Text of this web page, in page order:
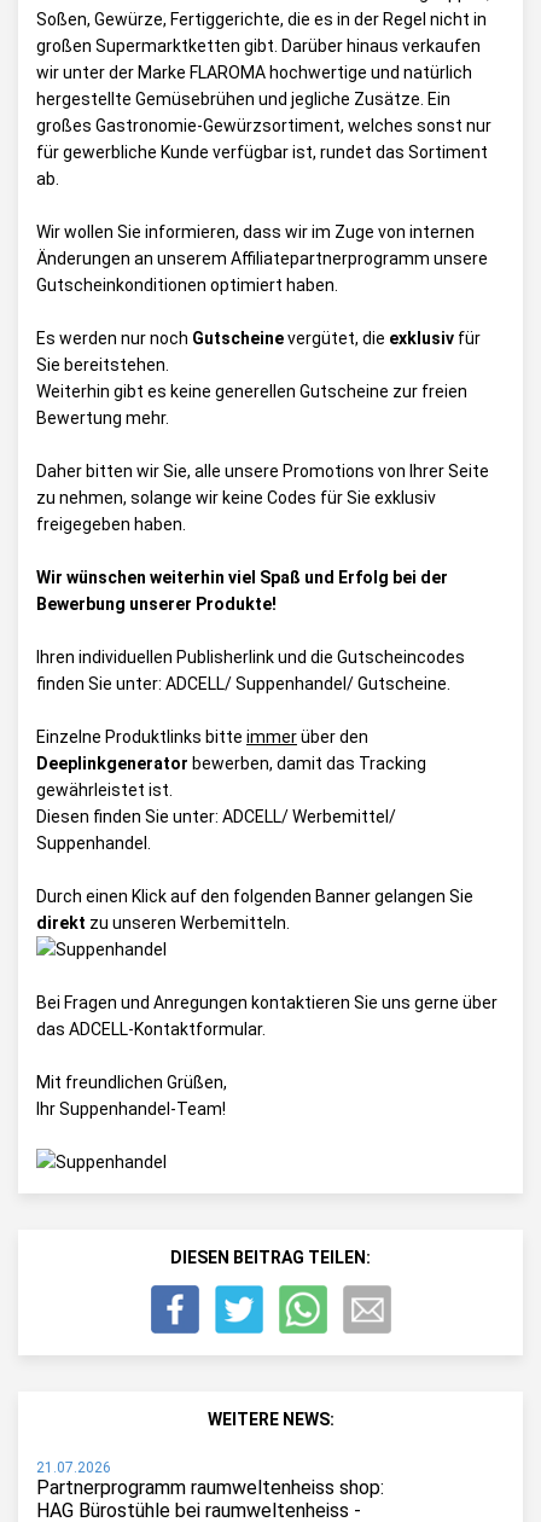
Soßen, Gewürze, Fertiggerichte, die es in der Regel nicht in
großen Supermarktketten gibt. Darüber hinaus verkaufen
wir unter der Marke FLAROMA hochwertige und natürlich
hergestellte Gemüsebrühen und jegliche Zusätze. Ein
großes Gastronomie-Gewürzsortiment, welches sonst nur
für gewerbliche Kunde verfügbar ist, rundet das Sortiment
ab.
Wir wollen Sie informieren, dass wir im Zuge von internen
Änderungen an unserem Affiliatepartnerprogramm unsere
Gutscheinkonditionen optimiert haben.
Es werden nur noch Gutscheinevergütet, die exklusiv für
Sie bereitstehen.
Weiterhin gibt es keine generellen Gutscheine zur freien
Bewertung mehr.
Daher bitten wir Sie, alle unsere Promotions von Ihrer Seite
zu nehmen, solange wir keine Codes für Sie exklusiv
freigegeben haben.
Wir wünschen weiterhin viel Spaß und Erfolg bei der
Bewerbung unserer Produkte!
Ihren individuellen Publisherlink und die Gutscheincodes
finden Sie unter: ADCELL/ Suppenhandel/ Gutscheine
Einzelne Produktlinks bitte immerüber den
Deeplinkgenerator bewerben, damit das Tracking
gewährleistet ist.
Diesen finden Sie unter: ADCELL/ Werbemittel/
Suppenhandel
Durch einen Klick auf den folgenden Banner gelangen Sie
direkt zu unseren Werbemitteln.
Bei Fragen und Anregungen kontaktieren Sie uns gerne über
das ADCELL-Kontaktformular.
Mit freundlichen Grüßen,
Ihr Suppenhandel-Team!
DIESEN BEITRAG TEILEN:
WEITERE NEWS:
21.07.2026
Partnerprogramm raumweltenheiss shop:
HAG Bürostühle bei raumweltenheiss -